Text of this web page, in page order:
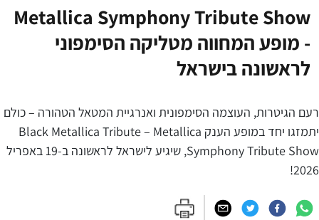
Metallica Symphony Tribute Show
- מופע המחווה מטליקה הסימפוני
לראשונה בישראל
רעם הגיטרות, העוצמה הסימפונית ואנרגיית המטאל הטהורה – כולם
יתמזגו יחד במופע הענק Black Metallica Tribute – Metallica
Symphony Tribute Show, שיגיע לישראל לראשונה ב-19 באפריל
2026!